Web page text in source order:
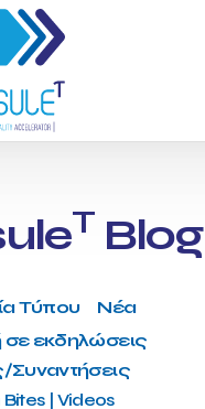
T Blog
Τύπου
Νέα
εκδηλώσεις
Συναντήσεις
| Videos